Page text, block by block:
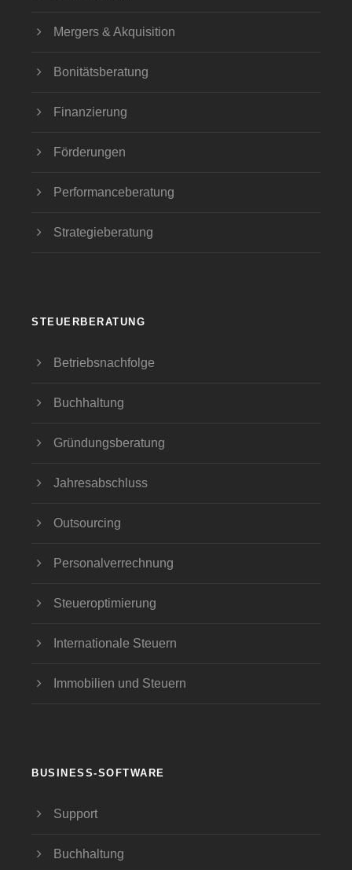
Mergers & Akquisition
Bonitätsberatung
Finanzierung
Förderungen
Performanceberatung
Strategieberatung
STEUERBERATUNG
Betriebsnachfolge
Buchhaltung
Gründungsberatung
Jahresabschluss
Outsourcing
Personalverrechnung
Steueroptimierung
Internationale Steuern
Immobilien und Steuern
BUSINESS-SOFTWARE
Support
Buchhaltung